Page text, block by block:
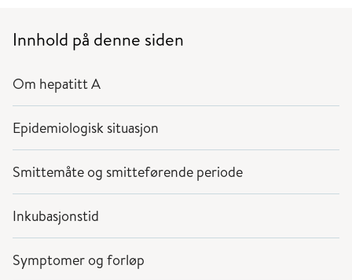
Innhold på denne siden
Om hepatitt A
Epidemiologisk situasjon
Smittemåte og smitteførende periode
Inkubasjonstid
Symptomer og forløp